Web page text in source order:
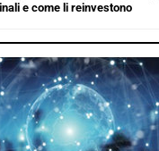
e come li reinvestono